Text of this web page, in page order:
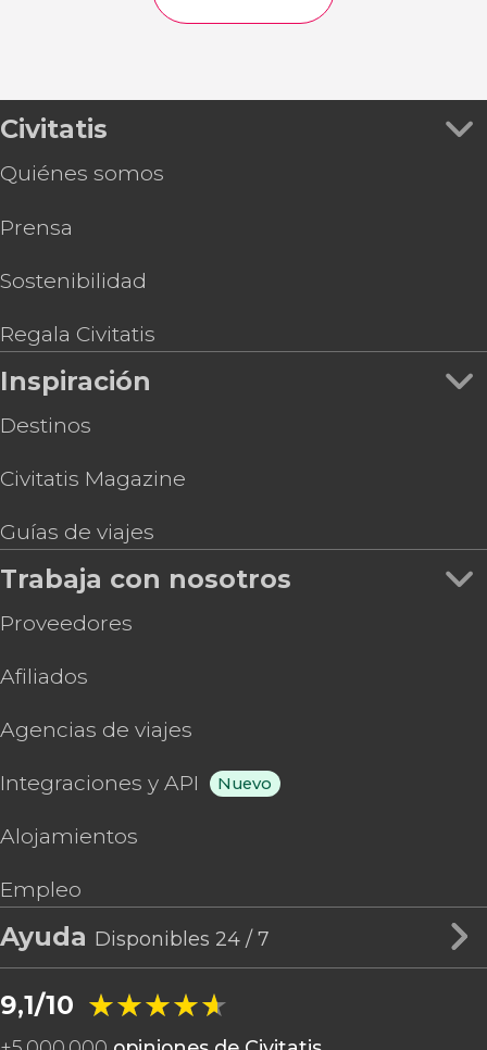
Civitatis
Quiénes somos
Prensa
Sostenibilidad
Regala Civitatis
Inspiración
Destinos
Civitatis Magazine
Guías de viajes
Trabaja con nosotros
Proveedores
Afiliados
Agencias de viajes
Integraciones y API Nuevo
Alojamientos
Empleo
Ayuda Disponibles 24 / 7
9,1/10 ★★★★★
★★★★★